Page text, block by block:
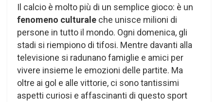
Il calcio è molto più di un semplice gioco: è un
fenomeno culturale che unisce milioni di
persone in tutto il mondo. Ogni domenica, gli
stadi si riempiono di tifosi. Mentre davanti alla
televisione si radunano famiglie e amici per
vivere insieme le emozioni delle partite. Ma
oltre ai gol e alle vittorie, ci sono tantissimi
aspetti curiosi e affascinanti di questo sport